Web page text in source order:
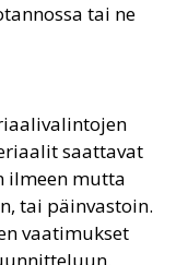
tai ne
saattavat
ilmeen mutta
tai päinvastoin.
vaatimukset